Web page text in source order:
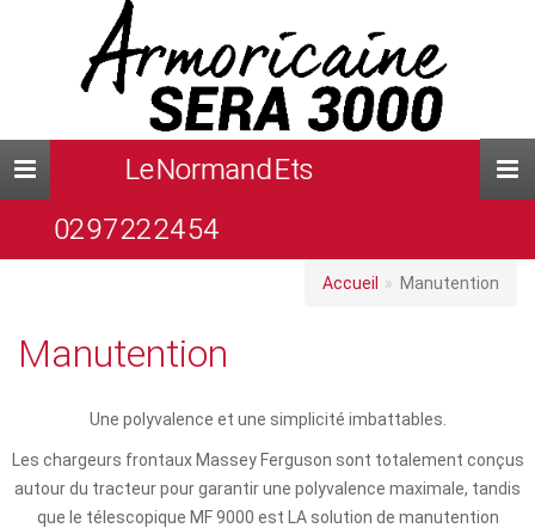
Toggle
navigation
Le Normand Ets
02 97 22 24 54
Accueil Manutention
Manutention
Une polyvalence et une simplicité imbattables.
Les chargeurs frontaux Massey Ferguson sont totalement conçus
autour du tracteur pour garantir une polyvalence maximale, tandis
que le télescopique MF 9000 est LA solution de manutention